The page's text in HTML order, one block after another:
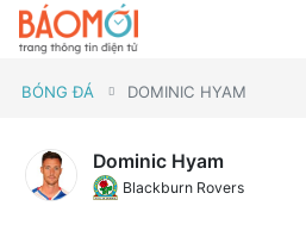
BÓNG ĐÁ DOMINIC HYAM
Dominic Hyam
Blackburn Rovers